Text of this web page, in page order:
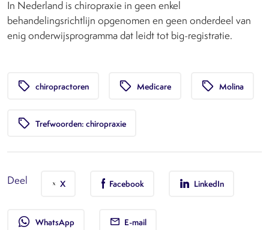
In Nederland is chiropraxie in geen enkel
behandelingsrichtlijn opgenomen en geen onderdeel van
enig onderwijsprogramma dat leidt tot big-registratie.
local_offer chiropractoren local_offer Medicare local_offer Molina
local_offer Trefwoorden: chiropraxie
Deel X Facebook LinkedIn
whatsapp WhatsApp E-mail